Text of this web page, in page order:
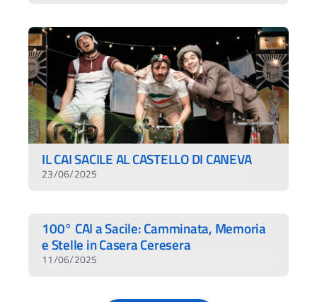
IL CAI SACILE AL CASTELLO DI CANEVA
23/06/2025
100° CAI a Sacile: Camminata, Memoria
e Stelle in Casera Ceresera
11/06/2025